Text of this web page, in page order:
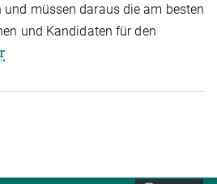
und müssen daraus die am besten
und Kandidaten für den